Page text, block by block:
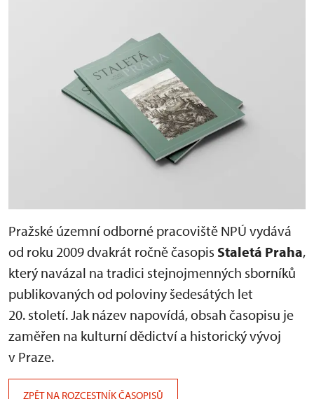
Pražské územní odborné pracoviště NPÚ vydává
od roku 2009 dvakrát ročně časopis Staletá Praha,
který navázal na tradici stejnojmenných sborníků
publikovaných od poloviny šedesátých let
20. století. Jak název napovídá, obsah časopisu je
zaměřen na kulturní dědictví a historický vývoj
v Praze.
ZPĚT NA ROZCESTNÍK ČASOPISŮ